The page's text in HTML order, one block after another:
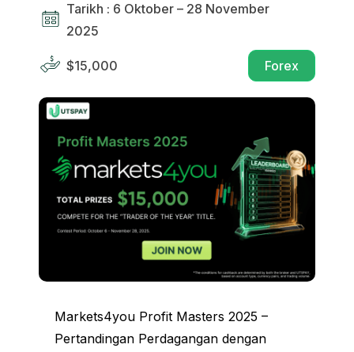
Tarikh : 6 Oktober – 28 November
2025
$15,000 Forex
Markets4you Profit Masters 2025 –
Pertandingan Perdagangan dengan